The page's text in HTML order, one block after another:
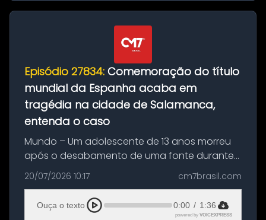
Episódio 27834: Comemoração do título
mundial da Espanha acaba em
tragédia na cidade de Salamanca,
entenda o caso
Mundo – Um adolescente de 13 anos morreu
após o desabamento de uma fonte durante
as comemorações pelo título da Copa do
Mundo conquistado pela Espanha, em
Ciudad Rodrigo, na província de Salamanca,
no...
20/07/2026 10:17 cm7brasil.com
Ouça o texto 0:00 / 1:36
powered by VOICEXPRESS